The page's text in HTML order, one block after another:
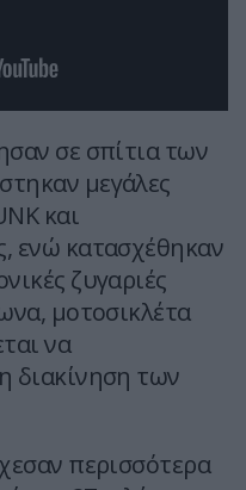
σε σπίτια των
μεγάλες
και
ενώ κατασχέθηκαν
ζυγαριές
μοτοσικλέτα
να
διακίνηση των
περισσότερα